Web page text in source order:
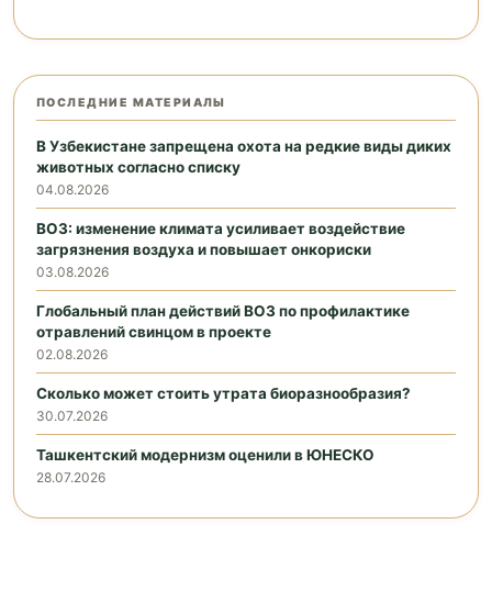
ПОСЛЕДНИЕ МАТЕРИАЛЫ
В Узбекистане запрещена охота на редкие виды диких
животных согласно списку
04.08.2026
ВОЗ: изменение климата усиливает воздействие
загрязнения воздуха и повышает онкориски
03.08.2026
Глобальный план действий ВОЗ по профилактике
отравлений свинцом в проекте
02.08.2026
Сколько может стоить утрата биоразнообразия?
30.07.2026
Ташкентский модернизм оценили в ЮНЕСКО
28.07.2026